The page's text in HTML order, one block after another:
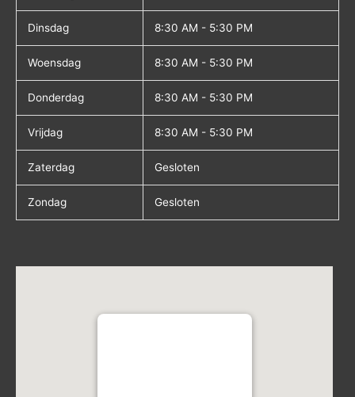
Dinsdag 8:30 AM - 5:30 PM
Woensdag 8:30 AM - 5:30 PM
Donderdag 8:30 AM - 5:30 PM
Vrijdag 8:30 AM - 5:30 PM
Zaterdag Gesloten
Zondag Gesloten